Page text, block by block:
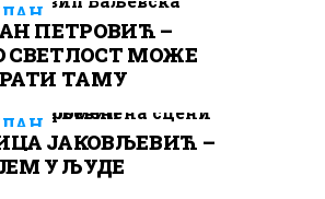
ПЕТРОВИЋ –
СВЕТЛОСТ МОЖЕ
ТАМУ
ЈАКОВЉЕВИЋ –
У ЉУДЕ